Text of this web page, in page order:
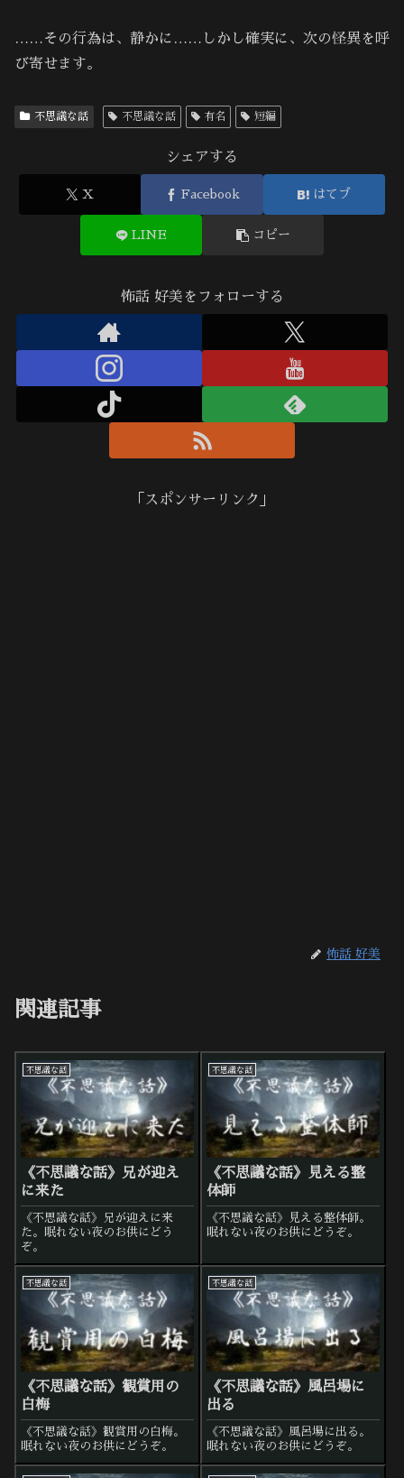
……その行為は、静かに……しかし確実に、次の怪異を呼
び寄せます。
不思議な話 不思議な話 有名 短編
シェアする
X Facebook はてブ
LINE コピー
怖話 好美をフォローする
「スポンサーリンク」
怖話 好美
関連記事
不思議な話
《不思議な話》兄が迎え
に来た
《不思議な話》兄が迎えに来
た。眠れない夜のお供にどう
ぞ。
不思議な話
《不思議な話》見える整
体師
《不思議な話》見える整体師。
眠れない夜のお供にどうぞ。
不思議な話
《不思議な話》観賞用の
白梅
《不思議な話》観賞用の白梅。
眠れない夜のお供にどうぞ。
不思議な話
《不思議な話》風呂場に
出る
《不思議な話》風呂場に出る。
眠れない夜のお供にどうぞ。